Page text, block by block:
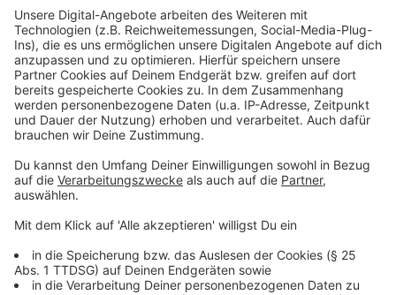
Uhr
Spielplatz Davidstr. / Christianstr. (Asberg) am
Mittwoch, 20. Mai, und Donnerstag, 21. Mai, von
14.30 bis 17.30 Uhr
Mondweg (Moers Ost) am Dienstag, 26. Mai, und
Mittwoch, 27. Mai von 14.30 bis 17.30 Uhr
Jugendbüro unter 0 28 41 / 201 883 oder per Mail
unterspielmobil@moers.de
Anzeige